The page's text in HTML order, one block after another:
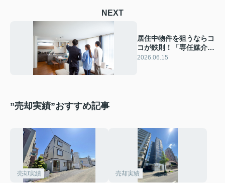
NEXT
居住中物件を狙うならコ
コが鉄則！「専任媒介」
の不動産会社に直接問い
2026.06.15
”売却実績”おすすめ記事
売却実績 売却実績